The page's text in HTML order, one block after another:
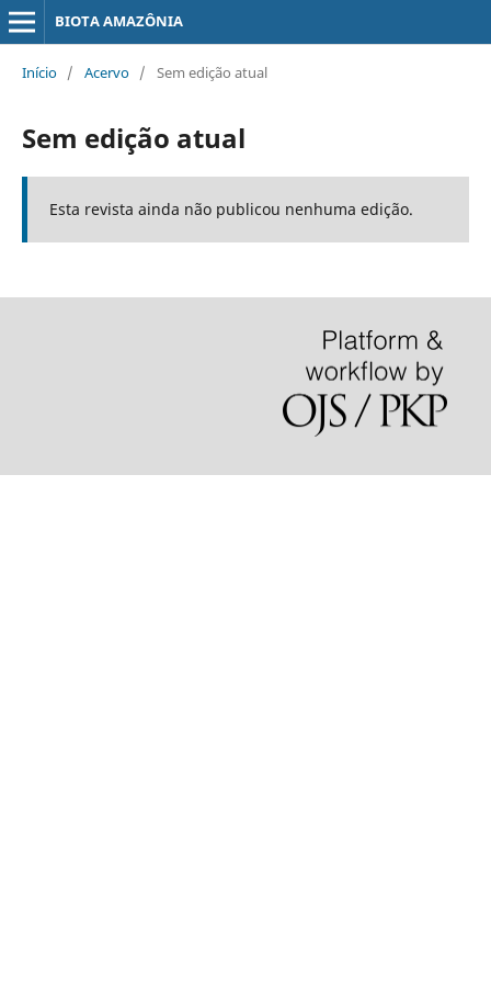
BIOTA AMAZÔNIA
Início / Acervo / Sem edição atual
Sem edição atual
Esta revista ainda não publicou nenhuma edição.